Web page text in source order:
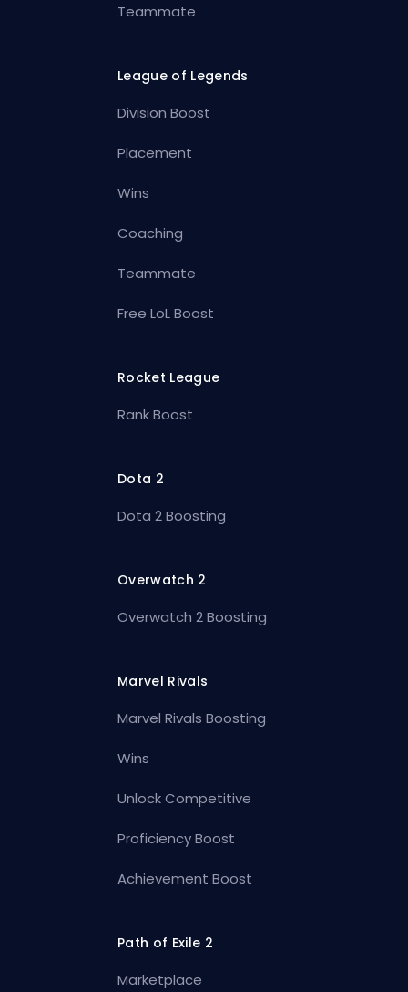
Teammate
League of Legends
Division Boost
Placement
Wins
Coaching
Teammate
Free LoL Boost
Rocket League
Rank Boost
Dota 2
Dota 2 Boosting
Overwatch 2
Overwatch 2 Boosting
Marvel Rivals
Marvel Rivals Boosting
Wins
Unlock Competitive
Proficiency Boost
Achievement Boost
Path of Exile 2
Marketplace